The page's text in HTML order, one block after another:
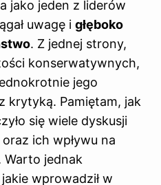
jako jeden z liderów
uwagę i głęboko
. Z jednej strony,
konserwatywnych,
jego
krytyką. Pamiętam, jak
się wiele dyskusji
ich wpływu na
Warto jednak
wprowadził w